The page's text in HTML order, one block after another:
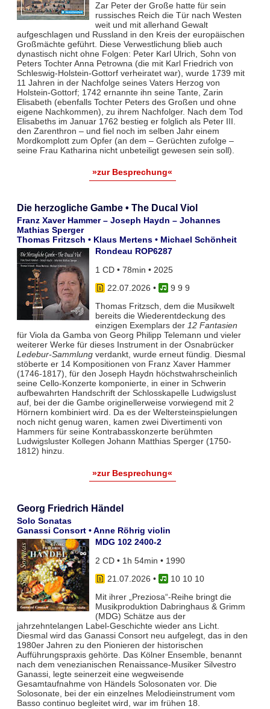
Zar Peter der Große hatte für sein
russisches Reich die Tür nach Westen
weit und mit allerhand Gewalt
aufgeschlagen und Russland in den Kreis der europäischen
Großmächte geführt. Diese Verwestlichung blieb auch
dynastisch nicht ohne Folgen: Peter Karl Ulrich, Sohn von
Peters Tochter Anna Petrowna (die mit Karl Friedrich von
Schleswig-Holstein-Gottorf verheiratet war), wurde 1739 mit
11 Jahren in der Nachfolge seines Vaters Herzog von
Holstein-Gottorf; 1742 ernannte ihn seine Tante, Zarin
Elisabeth (ebenfalls Tochter Peters des Großen und ohne
eigene Nachkommen), zu ihrem Nachfolger. Nach dem Tod
Elisabeths im Januar 1762 bestieg er folglich als Peter III.
den Zarenthron – und fiel noch im selben Jahr einem
Mordkomplott zum Opfer (an dem – Gerüchten zufolge –
seine Frau Katharina nicht unbeteiligt gewesen sein soll).
»zur Besprechung«
Die herzogliche Gambe • The Ducal Viol
Franz Xaver Hammer – Joseph Haydn – Johannes
Mathias Sperger
Thomas Fritzsch • Klaus Mertens • Michael Schönheit
Rondeau ROP6287
1 CD • 78min • 2025
22.07.2026 •
9 9 9
Thomas Fritzsch, dem die Musikwelt
bereits die Wiederentdeckung des
einzigen Exemplars der 12 Fantasien
für Viola da Gamba von Georg Philipp Telemann und vieler
weiterer Werke für dieses Instrument in der Osnabrücker
Ledebur-Sammlungverdankt, wurde erneut fündig. Diesmal
stöberte er 14 Kompositionen von Franz Xaver Hammer
(1746-1817), für den Joseph Haydn höchstwahrscheinlich
seine Cello-Konzerte komponierte, in einer in Schwerin
aufbewahrten Handschrift der Schlosskapelle Ludwigslust
auf, bei der die Gambe originellerweise vorwiegend mit 2
Hörnern kombiniert wird. Da es der Weltersteinspielungen
noch nicht genug waren, kamen zwei Divertimenti von
Hammers für seine Kontrabasskonzerte berühmten
Ludwigsluster Kollegen Johann Matthias Sperger (1750-
1812) hinzu.
»zur Besprechung«
Georg Friedrich Händel
Solo Sonatas
Ganassi Consort • Anne Röhrig violin
MDG 102 2400-2
2 CD • 1h 54min • 1990
21.07.2026 •
10 10 10
Mit ihrer „Preziosa“-Reihe bringt die
Musikproduktion Dabringhaus & Grimm
(MDG) Schätze aus der
jahrzehntelangen Label-Geschichte wieder ans Licht.
Diesmal wird das Ganassi Consort neu aufgelegt, das in den
1980er Jahren zu den Pionieren der historischen
Aufführungspraxis gehörte. Das Kölner Ensemble, benannt
nach dem venezianischen Renaissance-Musiker Silvestro
Ganassi, legte seinerzeit eine wegweisende
Gesamtaufnahme von Händels Solosonaten vor. Die
Solosonate, bei der ein einzelnes Melodieinstrument vom
Basso continuo begleitet wird, war im frühen 18.